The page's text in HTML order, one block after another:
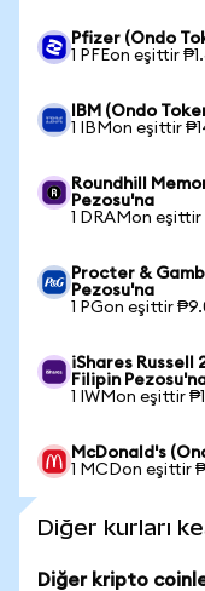
Pfizer (Ondo
1 PFEon eşittir
IBM (Ondo
1 IBMon eşittir
Roundhill
Pezosu'na
1 DRAMon
Procter &
Pezosu'na
1 PGon eşittir
iShares Russell
Filipin
1 IWMon eşittir
McDonald's
1 MCDon eşittir
Diğer kurları
Diğer kripto